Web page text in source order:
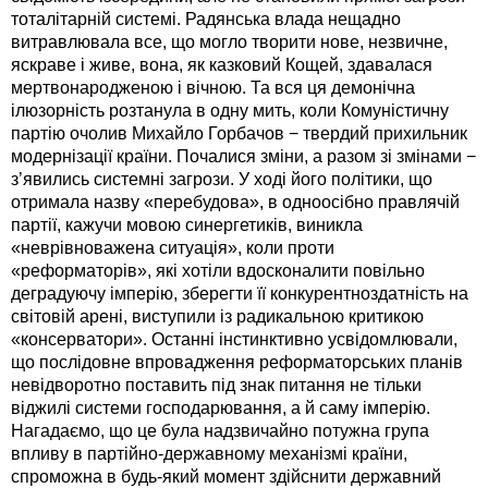
тоталітарній системі. Радянська влада нещадно
витравлювала все, що могло творити нове, незвичне,
яскраве і живе, вона, як казковий Кощей, здавалася
мертвонародженою і вічною. Та вся ця демонічна
ілюзорність розтанула в одну мить, коли Комуністичну
партію очолив Михайло Горбачов − твердий прихильник
модернізації країни. Почалися зміни, а разом зі змінами −
з’явились системні загрози. У ході його політики, що
отримала назву «перебудова», в одноосібно правлячій
партії, кажучи мовою синергетиків, виникла
«неврівноважена ситуація», коли проти
«реформаторів», які хотіли вдосконалити повільно
деградуючу імперію, зберегти її конкурентноздатність на
світовій арені, виступили із радикальною критикою
«консерватори». Останні інстинктивно усвідомлювали,
що послідовне впровадження реформаторських планів
невідворотно поставить під знак питання не тільки
віджилі системи господарювання, а й саму імперію.
Нагадаємо, що це була надзвичайно потужна група
впливу в партійно-державному механізмі країни,
спроможна в будь-який момент здійснити державний